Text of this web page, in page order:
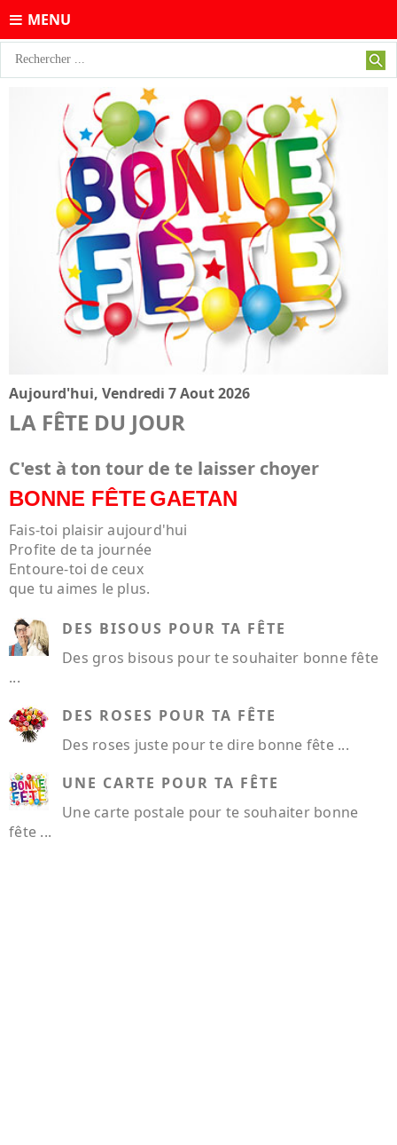
MENU
Aujourd'hui, Vendredi 7 Aout 2026
LA FÊTE DU JOUR
C'est à ton tour de te laisser choyer
BONNE FÊTE GAETAN
Fais-toi plaisir aujourd'hui
Profite de ta journée
Entoure-toi de ceux
que tu aimes le plus.
DES BISOUS POUR TA FÊTE
Des gros bisous pour te souhaiter bonne fête
...
DES ROSES POUR TA FÊTE
Des roses juste pour te dire bonne fête ...
UNE CARTE POUR TA FÊTE
Une carte postale pour te souhaiter bonne
fête ...